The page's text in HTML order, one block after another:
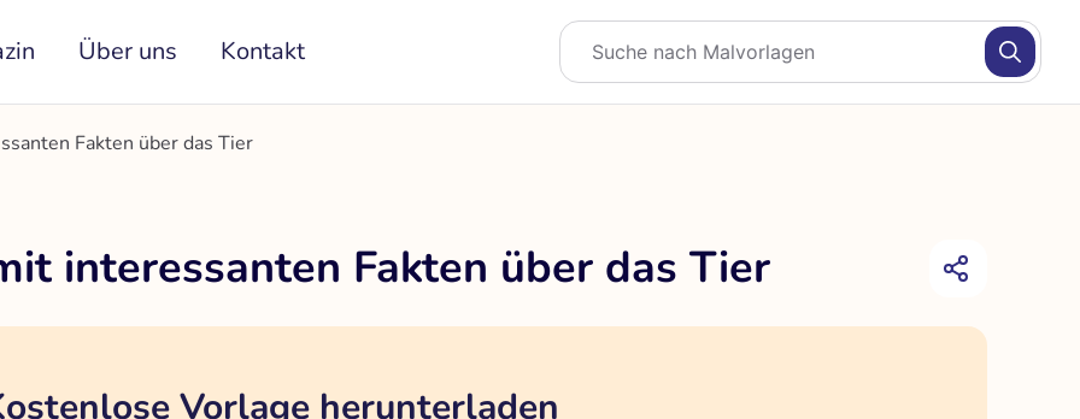
Über uns Kontakt
Fakten über das Tier
interessanten Fakten über das Tier
Vorlage herunterladen